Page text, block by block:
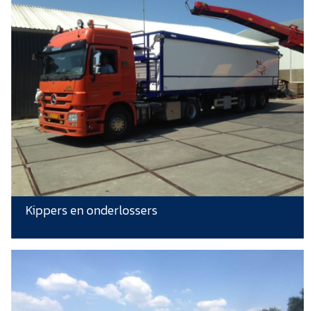
Kippers en onderlossers